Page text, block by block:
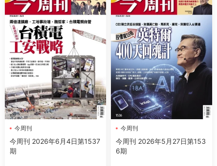
今周刊
今周刊 2026年6月4日第1537
期
今周刊
今周刊 2026年5月27日第153
6期